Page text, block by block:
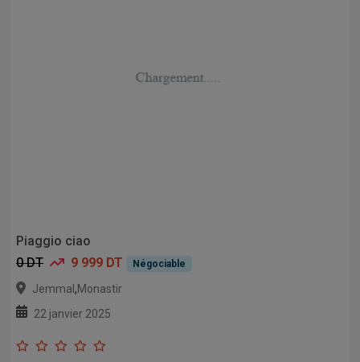
Piaggio ciao
0 DT
9 999 DT Négociable
Jemmal ,Monastir
22 janvier 2025